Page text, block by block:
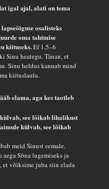
igal ajal, alati on tema
osalisteks
oma tahtmise
kiituseks.Ef 1,5–6
Sinu heategu. Tänan, et
Sinu heldus kannab mind
kiituslaulu.
elama, aga kes taotleb
see lõikab lihalikust
külvab, see lõikab
meid Sinust eemale.
aega Sõna lugemiseks ja
et võiksime juba siin elada